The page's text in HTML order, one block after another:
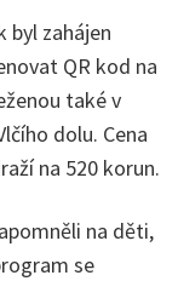
byl zahájen
QR kod na
také v
dolu. Cena
na 520 korun.
na děti,
se